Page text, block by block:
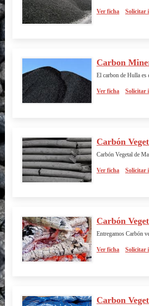
Ver ficha Solicitar
Carbon
El carbon de Hulla es
Ver ficha Solicitar
Carbón
Carbón Vegetal de
Ver ficha Solicitar
Carbón
Entregamos Carbón
Ver ficha Solicitar
Carbon